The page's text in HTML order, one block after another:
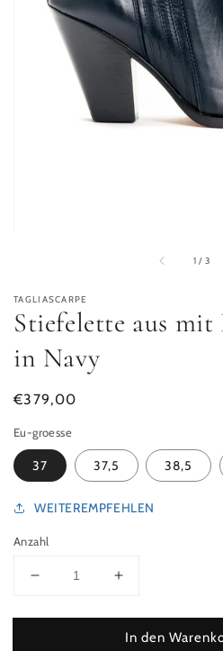
1 / von
3
TAGLIASCARPE
Stiefelette aus mit
in Navy
Normaler Preis
€379,00
Eu-groesse
37 37,5 38,5
WEITEREMPFEHLEN
Anzahl
Verringeren Sie die
Erhöhen Sie
In den